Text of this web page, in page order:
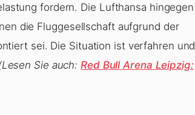
fordern. Die Lufthansa hingegen
die Fluggesellschaft aufgrund der
sei. Die Situation ist verfahren und
Sie auch:Red Bull Arena Leipzig: